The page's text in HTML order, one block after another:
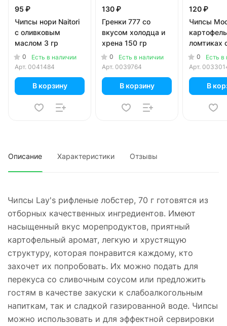
95 ₽
Чипсы нори Naitori
с оливковым
маслом 3 гр
0
Есть в наличии
Арт. 0041484
В корзину
130 ₽
Гренки 777 со
вкусом холодца и
хрена 150 гр
0
Есть в наличии
Арт. 0039764
В корзину
120 ₽
Чипсы
ломтиках
вкусом
сметаны
0
Есть в
Арт.
В
Описание Характеристики Отзывы
Чипсы Lay's рифленые лобстер, 70 г готовятся из
отборных качественных ингредиентов. Имеют
насыщенный вкус морепродуктов, приятный
картофельный аромат, легкую и хрустящую
структуру, которая понравится каждому, кто
захочет их попробовать. Их можно подать для
перекуса со сливочным соусом или предложить
гостям в качестве закуски к слабоалкогольным
напиткам, так и сладкой газированной воде. Чипсы
можно использовать и для эффектной сервировки